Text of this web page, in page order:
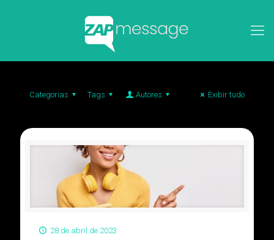
Categorias Tags Autores Exibir tudo
28 de abril de 2023